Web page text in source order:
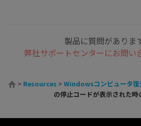
製品に質問がありま
弊社サポートセンターにお問い
> Resources > Windowsコンピュータ復
の停止コードが表示された時